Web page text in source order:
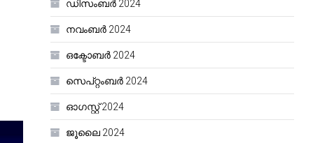
ഡിസംബർ 2024
നവംബർ 2024
ഒക്ടോബർ 2024
സെപ്റ്റംബർ 2024
ഓഗസ്റ്റ്‌ 2024
ജൂലൈ 2024